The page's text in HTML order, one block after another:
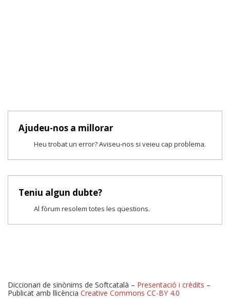
Ajudeu-nos a millorar
Heu trobat un error? Aviseu-nos si veieu cap problema.
Teniu algun dubte?
Al fòrum resolem totes les qüestions.
Diccionari de sinònims de Softcatalà – Presentació i crèdits –
Publicat amb llicència Creative Commons CC-BY 4.0